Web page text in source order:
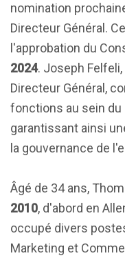
nomination
Directeur Général.
l'approbation du
2024. Joseph
Directeur Général,
fonctions au sein du
garantissant ainsi
la gouvernance de
Âgé de 34 ans,
2010, d'abord en
occupé divers
Marketing et